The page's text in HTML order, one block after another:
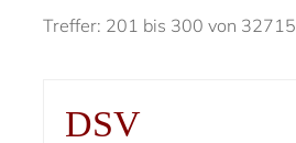
Treffer: 201 bis 300 von 32715
DSV